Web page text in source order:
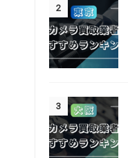
2
3